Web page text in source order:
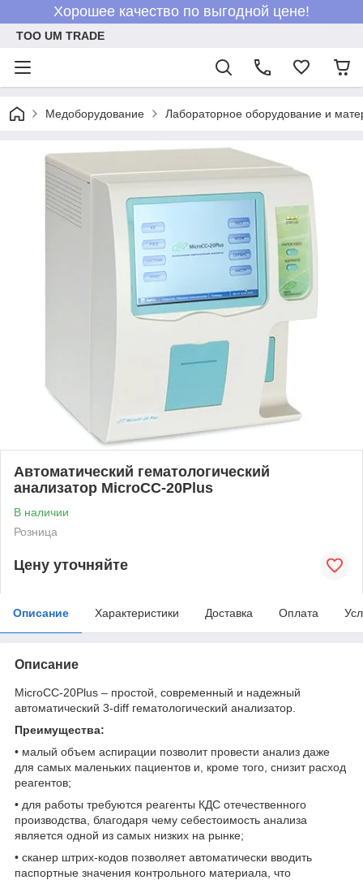
Хорошее качество по выгодной цене!
ТОО UM TRADE
Медоборудование Лабораторное оборудование и
Автоматический гематологический
анализатор MicroCC-20Plus
В наличии
Розница
Цену уточняйте
Описание Характеристики Доставка Оплата
Описание
MicroCC-20Plus – простой, современный и надежный
автоматический 3-diff гематологический анализатор.
Преимущества:
• малый объем аспирации позволит провести анализ даже
для самых маленьких пациентов и, кроме того, снизит расход
реагентов;
• для работы требуются реагенты КДС отечественного
производства, благодаря чему себестоимость анализа
является одной из самых низких на рынке;
• сканер штрих-кодов позволяет автоматически вводить
паспортные значения контрольного материала, что